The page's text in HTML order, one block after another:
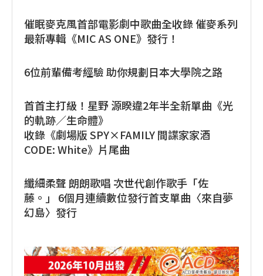
催眠麥克風首部電影劇中歌曲全收錄 催麥系列
最新專輯《MIC AS ONE》發行！
6位前輩備考經驗 助你規劃日本大學院之路
首首主打級！星野 源睽違2年半全新單曲《光
的軌跡／生命體》
收錄《劇場版 SPY×FAMILY 間諜家家酒
CODE: White》片尾曲
纖細柔聲 朗朗歌唱 次世代創作歌手「佐
藤。」 6個月連續數位發行首支單曲〈來自夢
幻島〉發行